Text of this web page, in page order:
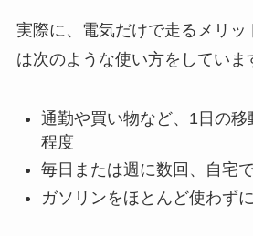
実際に、電気だけで走るメリッ
は次のような使い方をしていま
通勤や買い物など、1日の
程度
毎日または週に数回、自宅
ガソリンをほとんど使わず